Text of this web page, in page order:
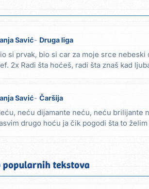
Savić Druga liga
si prvak, bio si car za moje srce nebeski
2x Radi šta hoćeš, radi šta znaš kad
Savić Čaršija
neću dijamante neću, neću brilijante
drugo hoću ja čik pogodi šta to želim
popularnih tekstova